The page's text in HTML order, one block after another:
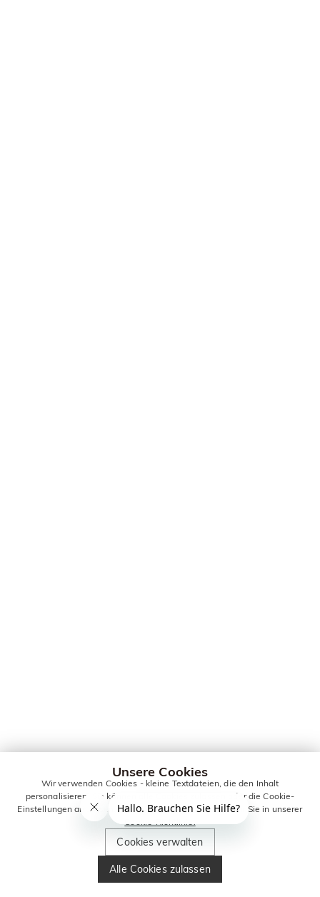
Unsere Cookies
Wir verwenden Cookies - kleine Textdateien, die den Inhalt
personalisieren. Sie können alle Cookies zulassen oder die Cookie-
Einstellungen anpassen. Weitere Informationen erhalten Sie in unserer
Cookie-Richtlinie.
Cookies verwalten
Alle Cookies zulassen